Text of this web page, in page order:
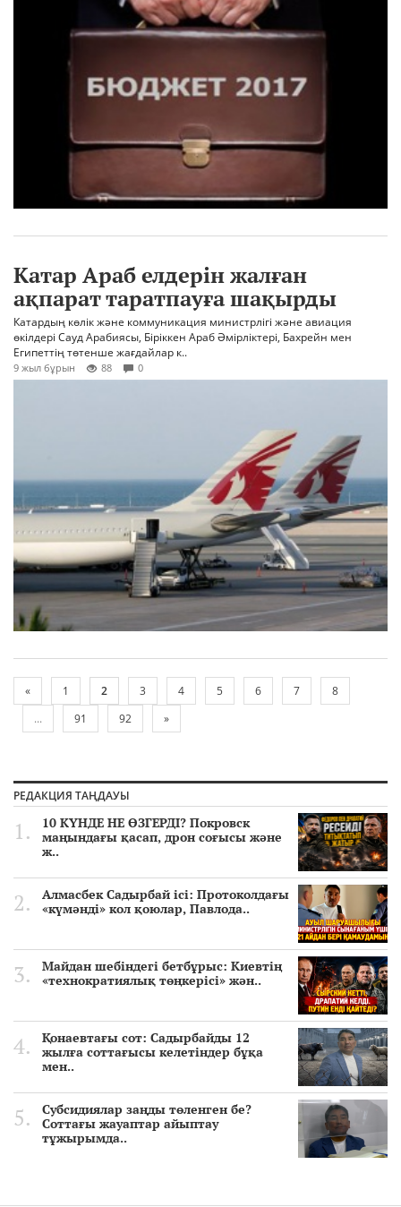
Катар Араб елдерін жалған
ақпарат таратпауға шақырды
Катардың көлік және коммуникация министрлігі және авиация
өкілдері Сауд Арабиясы, Біріккен Араб Әмірліктері, Бахрейн мен
Египеттің төтенше жағдайлар к..
9 жыл бұрын 88 0
« 1 2 3 4 5 6 7
8
...
91 92 »
РЕДАКЦИЯ ТАҢДАУЫ
10 КҮНДЕ НЕ ӨЗГЕРДІ? Покровск
маңындағы қасап, дрон соғысы және
ж..
Алмасбек Садырбай ісі: Протоколдағы
«күмәнді» кол қоюлар, Павлода..
Майдан шебіндегі бетбұрыс: Киевтің
«технократиялық төңкерісі» жән..
Қонаевтағы сот: Садырбайды 12
жылға соттағысы келетіндер бұқа
мен..
Субсидиялар заңды төленген бе?
Соттағы жауаптар айыптау
тұжырымда..